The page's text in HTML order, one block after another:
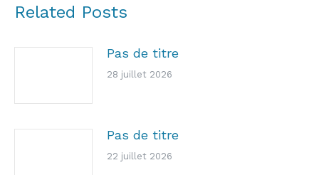
Related Posts
Pas de titre
28 juillet 2026
Pas de titre
22 juillet 2026